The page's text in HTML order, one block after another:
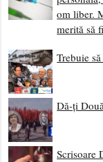
om liber.
merită să
Trebuie
Dă-ți
Scrisoare